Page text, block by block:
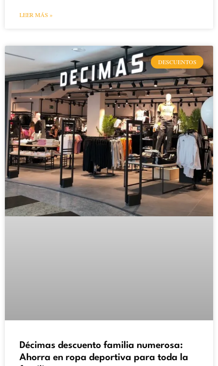
LEER MÁS »
DESCUENTOS
Décimas descuento familia numerosa:
Ahorra en ropa deportiva para toda la